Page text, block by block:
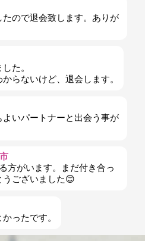
ので退会致します。ありが
た。
らないけど、退会します。
いパートナーと出会う事が
方がいます。まだ付き合っ
ございました😊
ったです。